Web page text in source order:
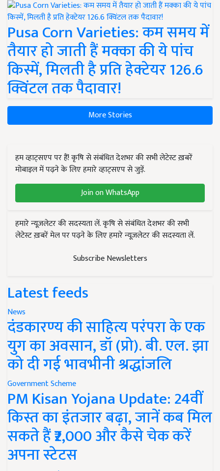
Pusa Corn Varieties: कम समय में
तैयार हो जाती हैं मक्का की ये पांच
किस्में, मिलती है प्रति हेक्टेयर 126.6
क्विंटल तक पैदावार!
More Stories
हम व्हाट्सएप पर हैं! कृषि से संबंधित देशभर की सभी लेटेस्ट ख़बरें
मोबाइल में पढ़ने के लिए हमारे व्हाट्सएप से जुड़ें.
Join on WhatsApp
हमारे न्यूज़लेटर की सदस्यता लें. कृषि से संबंधित देशभर की सभी
लेटेस्ट ख़बरें मेल पर पढ़ने के लिए हमारे न्यूज़लेटर की सदस्यता लें.
Subscribe Newsletters
Latest feeds
News
दंडकारण्य की साहित्य परंपरा के एक
युग का अवसान, डॉ (प्रो). बी. एल. झा
को दी गई भावभीनी श्रद्धांजलि
Government Scheme
PM Kisan Yojana Update: 24वीं
किस्त का इंतजार बढ़ा, जानें कब मिल
सकते हैं ₹2,000 और कैसे चेक करें
अपना स्टेटस